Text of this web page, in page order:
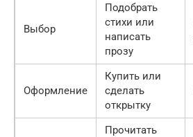
Выбор
Подобрать
стихи или
написать
прозу
Оформление
Купить или
сделать
открытку
Прочитать